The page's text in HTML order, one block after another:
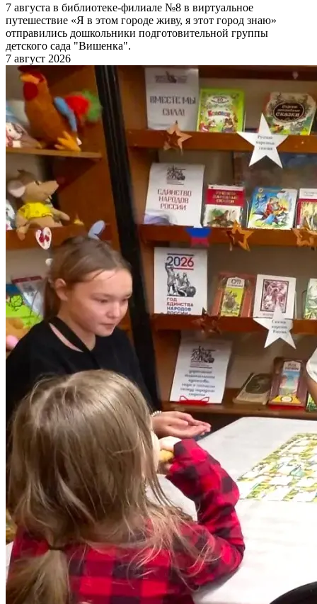
7 августа в библиотеке-филиале №8 в виртуальное
путешествие «Я в этом городе живу, я этот город знаю»
отправились дошкольники подготовительной группы
детского сада "Вишенка".
7 август 2026